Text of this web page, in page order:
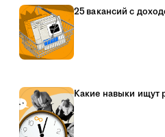
25 вакансий с
Какие навыки ищут